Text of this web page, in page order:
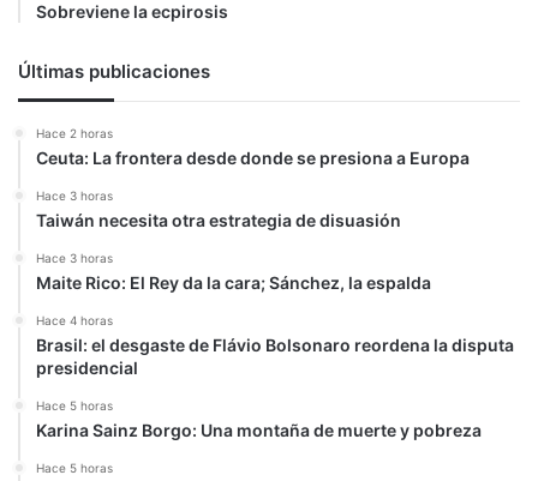
Sobreviene la ecpirosis
Últimas publicaciones
Hace 2 horas
Ceuta: La frontera desde donde se presiona a Europa
Hace 3 horas
Taiwán necesita otra estrategia de disuasión
Hace 3 horas
Maite Rico: El Rey da la cara; Sánchez, la espalda
Hace 4 horas
Brasil: el desgaste de Flávio Bolsonaro reordena la disputa
presidencial
Hace 5 horas
Karina Sainz Borgo: Una montaña de muerte y pobreza
Hace 5 horas